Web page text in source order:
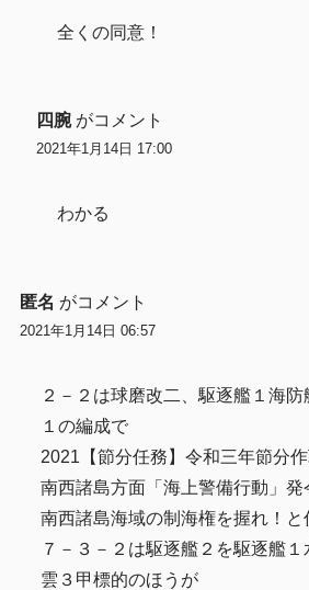
全くの同意！
四腕 がコメント
2021年1月14日 17:00
わかる
匿名 がコメント
2021年1月14日 06:57
２－２は球磨改二、駆逐艦１海
１の編成で
2021【節分任務】令和三年節分作
南西諸島方面「海上警備行動」発
南西諸島海域の制海権を握れ！と
７－３－２は駆逐艦２を駆逐艦
雲３甲標的のほうが